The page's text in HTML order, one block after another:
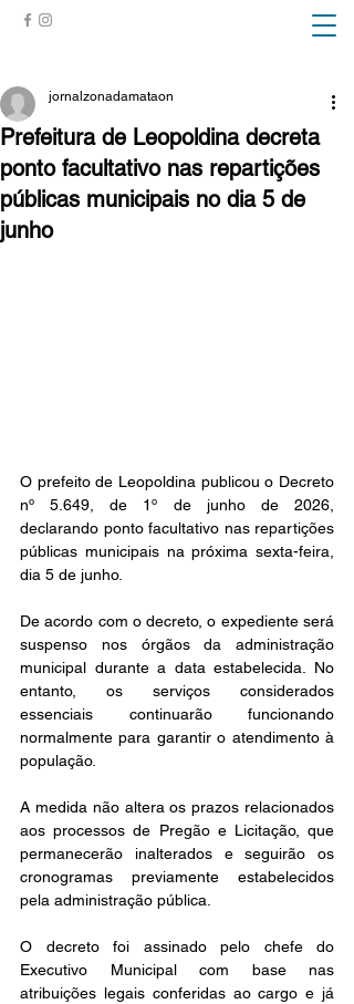
Prefeitura de Leopoldina decreta
ponto facultativo nas repartições
públicas municipais no dia 5 de
junho
jornalzonadamataon
O prefeito de Leopoldina publicou o Decreto
nº 5.649, de 1º de junho de 2026,
declarando ponto facultativo nas repartições
públicas municipais na próxima sexta-feira,
dia 5 de junho.
De acordo com o decreto, o expediente será
suspenso nos órgãos da administração
municipal durante a data estabelecida. No
entanto, os serviços considerados
essenciais continuarão funcionando
normalmente para garantir o atendimento à
população.
A medida não altera os prazos relacionados
aos processos de Pregão e Licitação, que
permanecerão inalterados e seguirão os
cronogramas previamente estabelecidos
pela administração pública.
O decreto foi assinado pelo chefe do
Executivo Municipal com base nas
atribuições legais conferidas ao cargo e já